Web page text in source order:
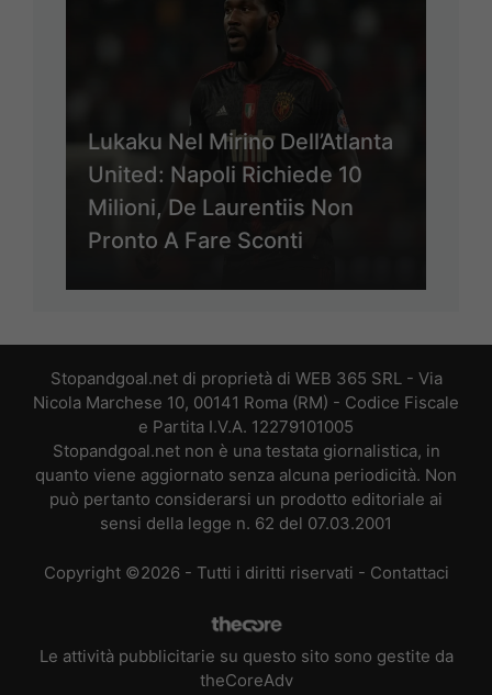
Lukaku Nel Mirino Dell’Atlanta
United: Napoli Richiede 10
Milioni, De Laurentiis Non
Pronto A Fare Sconti
Stopandgoal.net di proprietà di WEB 365 SRL - Via
Nicola Marchese 10, 00141 Roma (RM) - Codice Fiscale
e Partita I.V.A. 12279101005
Stopandgoal.net non è una testata giornalistica, in
quanto viene aggiornato senza alcuna periodicità. Non
può pertanto considerarsi un prodotto editoriale ai
sensi della legge n. 62 del 07.03.2001
Copyright ©2026 - Tutti i diritti riservati - Contattaci
Le attività pubblicitarie su questo sito sono gestite da
theCoreAdv